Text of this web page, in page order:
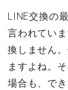
LINE交換の
言われてい
換しません
ますよね。
場合も、で